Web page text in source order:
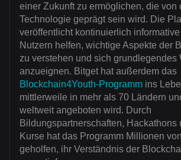
einer Zukunft zu ermöglichen, die von
Technologie geprägt sein wird. Die
veröffentlicht kontinuierlich
Nutzern helfen, wichtige Aspekte der
zu verstehen und sich grundlegendes
anzueignen. Bitget hat außerdem das
Blockchain4Youth-Programm ins
mittlerweile in mehr als 70 Ländern
weltweit angeboten wird. Durch
Bildungspartnerschaften, Hackathons
Kurse hat das Programm Millionen
geholfen, ihr Verständnis der